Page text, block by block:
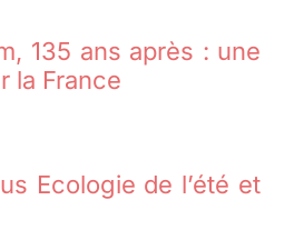
135 ans après : une
la France
Ecologie de l’été et